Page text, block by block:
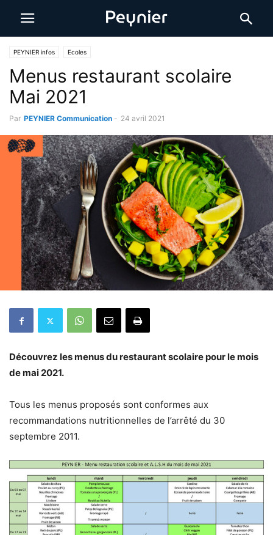
PEYNIER infos Ecoles
Menus restaurant scolaire
Mai 2021
Par PEYNIER Communication - 24 avril 2021
Découvrez les menus du restaurant scolaire pour le mois
de mai 2021.
Tous les menus proposés sont conformes aux
recommandations nutritionnelles de l’arrêté du 30
septembre 2011.